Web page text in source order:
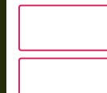
Trainingen &